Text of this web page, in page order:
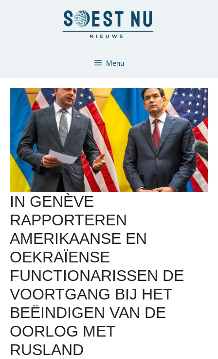
Menu
IN GENÈVE
RAPPORTEREN
AMERIKAANSE EN
OEKRAÏENSE
FUNCTIONARISSEN DE
VOORTGANG BIJ HET
BEËINDIGEN VAN DE
OORLOG MET
RUSLAND